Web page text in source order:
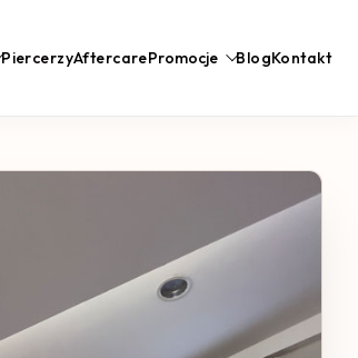
PiercerzyAftercarePromocje BlogKontakt